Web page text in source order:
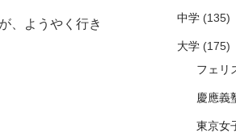
、ようやく行き
中学(135)
大学(175)
フェリ
慶應義
東京女